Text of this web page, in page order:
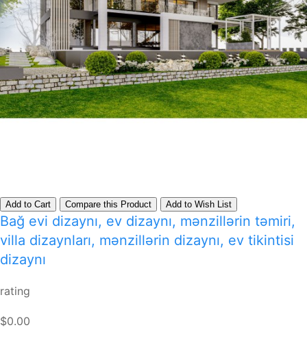
Add to Cart Compare this Product Add to Wish List
Bağ evi dizaynı, ev dizaynı, mənzillərin təmiri,
villa dizaynları, mənzillərin dizaynı, ev tikintisi
dizaynı
rating
$0.00